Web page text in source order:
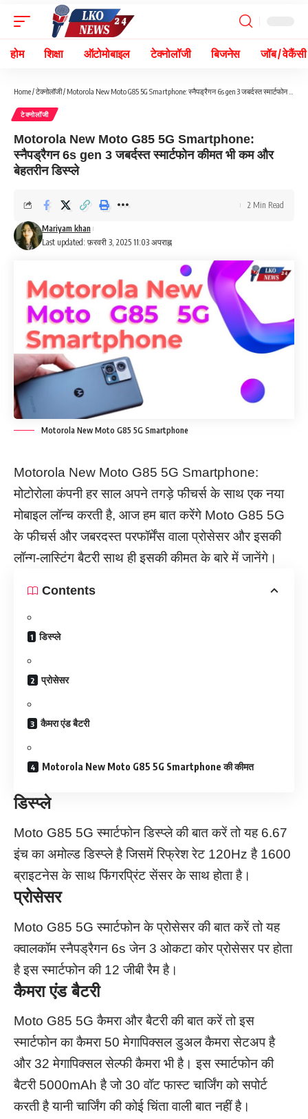
होम शिक्षा ऑटोमोबाइल टेक्नोलॉजी बिजनेस जॉब / वेकैंसी
Home/टेक्नोलॉजी/ Motorola New Moto G85 5G Smartphone: स्नैपड्रैगन 6s gen 3 जबर्दस्त स्मार्टफोन कीमत भी कम और बेहतरीन डिस्प्ले
टेक्नोलॉजी
Motorola New Moto G85 5G Smartphone:
स्नैपड्रैगन 6s gen 3 जबर्दस्त स्मार्टफोन कीमत भी कम और
बेहतरीन डिस्प्ले
Last updated: फ़रवरी 3, 2025 11:03 अपराह्न
Mariyam khan
2 Min Read
Motorola New Moto G85 5G Smartphone
Motorola New Moto G85 5G Smartphone:
मोटोरोला कंपनी हर साल अपने तगड़े फीचर्स के साथ एक नया
मोबाइल लॉन्च करती है, आज हम बात करेंगे Moto G85 5G
के फीचर्स और जबरदस्त परफॉर्मेंस वाला प्रोसेसर और इसकी
लॉन्ग-लास्टिंग बैटरी साथ ही इसकी कीमत के बारे में जानेंगे।
Contents
डिस्प्ले
प्रोसेसर
कैमरा एंड बैटरी
Motorola New Moto G85 5G Smartphone की कीमत
डिस्प्ले
Moto G85 5G स्मार्टफोन डिस्प्ले की बात करें तो यह 6.67
इंच का अमोल्ड डिस्प्ले है जिसमें रिफ्रेश रेट 120Hz है 1600
ब्राइटनेस के साथ फिंगरप्रिंट सेंसर के साथ होता है।
प्रोसेसर
Moto G85 5G स्मार्टफोन के प्रोसेसर की बात करें तो यह
क्वालकॉम स्नैपड्रैगन 6s जेन 3 ओकटा कोर प्रोसेसर पर होता
है इस स्मार्टफोन की 12 जीबी रैम है।
कैमरा एंड बैटरी
Moto G85 5G कैमरा और बैटरी की बात करें तो इस
स्मार्टफोन का कैमरा 50 मेगापिक्सल डुअल कैमरा सेटअप है
और 32 मेगापिक्सल सेल्फी कैमरा भी है। इस स्मार्टफोन की
बैटरी 5000mAh है जो 30 वॉट फास्ट चार्जिंग को सपोर्ट
करती है यानी चार्जिंग की कोई चिंता वाली बात नहीं है।